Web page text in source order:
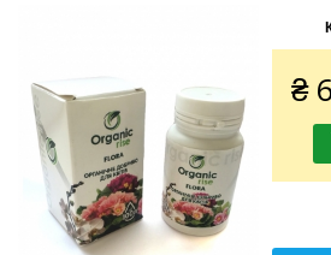
₴